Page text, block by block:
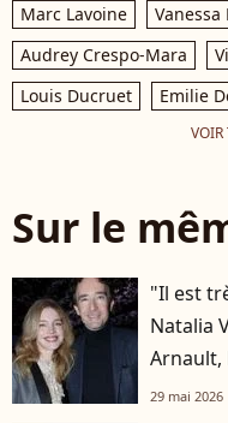
Marc Lavoine Vanessa
Audrey Crespo-Mara
Louis Ducruet
Emilie
VOIR
Sur le
"Il est
Natalia
Arnault,
29 mai 2026